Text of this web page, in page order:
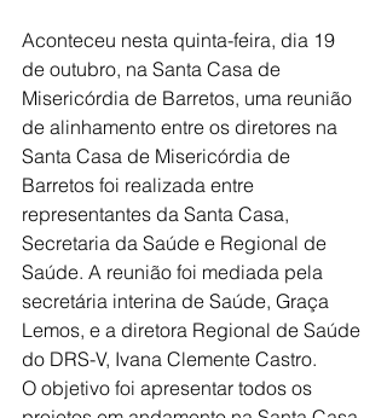
Aconteceu nesta quinta-feira, dia 19
de outubro, na Santa Casa de
Misericórdia de Barretos, uma reunião
de alinhamento entre os diretores na
Santa Casa de Misericórdia de
Barretos foi realizada entre
representantes da Santa Casa,
Secretaria da Saúde e Regional de
Saúde. A reunião foi mediada pela
secretária interina de Saúde, Graça
Lemos, e a diretora Regional de Saúde
do DRS-V, Ivana Clemente Castro.
O objetivo foi apresentar todos os